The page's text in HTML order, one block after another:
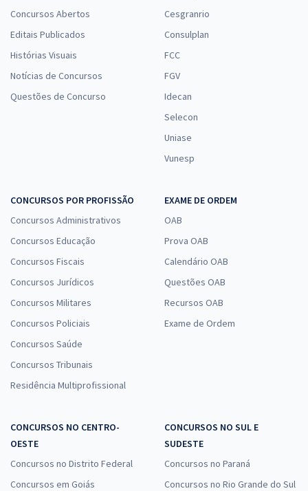
Concursos Abertos
Editais Publicados
Histórias Visuais
Notícias de Concursos
Questões de Concurso
Cesgranrio
Consulplan
FCC
FGV
Idecan
Selecon
Uniase
Vunesp
CONCURSOS POR PROFISSÃO
Concursos Administrativos
Concursos Educação
Concursos Fiscais
Concursos Jurídicos
Concursos Militares
Concursos Policiais
Concursos Saúde
Concursos Tribunais
Residência Multiprofissional
EXAME DE ORDEM
OAB
Prova OAB
Calendário OAB
Questões OAB
Recursos OAB
Exame de Ordem
CONCURSOS NO CENTRO-
OESTE
Concursos no Distrito Federal
Concursos em Goiás
CONCURSOS NO SUL E
SUDESTE
Concursos no Paraná
Concursos no Rio Grande do Sul